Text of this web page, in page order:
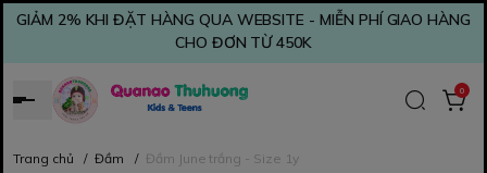
GIẢM 2% KHI ĐẶT HÀNG QUA WEBSITE - MIỄN PHÍ GIAO HÀNG
CHO ĐƠN TỪ 450K
0
Trang chủ / Đầm / Đầm June trắng - Size 1y